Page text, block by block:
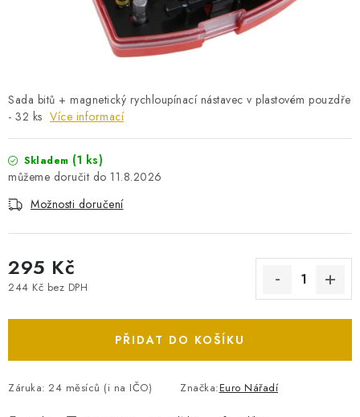
SERVIS
FIRMY, ŠKOLY, PARTNEŘI
Sada bitů + magnetický rychloupínací nástavec v plastovém pouzdře
- 32 ks Více informací
Skladem (1 ks)
11.8.2026
Možnosti doručení
295 Kč
244 Kč bez DPH
PŘIDAT DO KOŠÍKU
Záruka: 24 měsíců (i na IČO) Značka:Euro Nářadí